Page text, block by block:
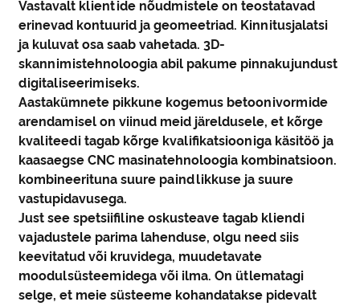
Vastavalt klientide nõudmistele on teostatavad
erinevad kontuurid ja geomeetriad. Kinnitusjalatsi
ja kuluvat osa saab vahetada. 3D-
skannimistehnoloogia abil pakume pinnakujundust
digitaliseerimiseks.
Aastakümnete pikkune kogemus betoonivormide
arendamisel on viinud meid järeldusele, et kõrge
kvaliteedi tagab kõrge kvalifikatsiooniga käsitöö ja
kaasaegse CNC masinatehnoloogia kombinatsioon.
kombineerituna suure paindlikkuse ja suure
vastupidavusega.
Just see spetsiifiline oskusteave tagab kliendi
vajadustele parima lahenduse, olgu need siis
keevitatud või kruvidega, muudetavate
moodulsüsteemidega või ilma. On ütlematagi
selge, et meie süsteeme kohandatakse pidevalt